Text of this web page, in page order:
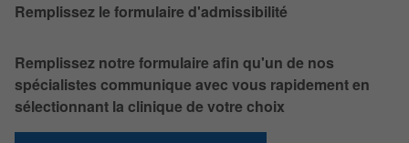
Remplissez le formulaire d'admissibilité
Remplissez notre formulaire afin qu'un de nos
spécialistes communique avec vous rapidement en
sélectionnant la clinique de votre choix